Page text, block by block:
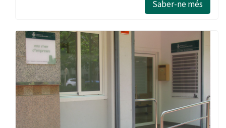
Saber-ne més